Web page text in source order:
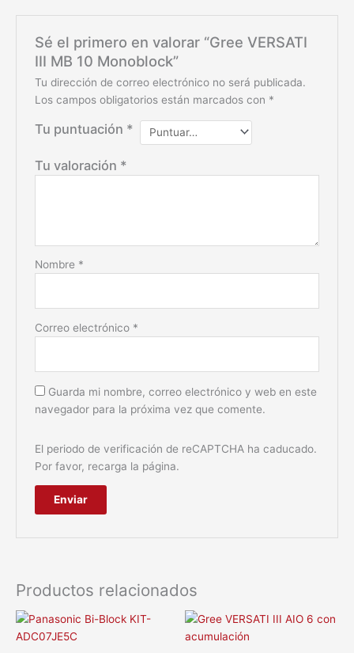
Sé el primero en valorar “Gree VERSATI
III MB 10 Monoblock”
Tu dirección de correo electrónico no será publicada.
Los campos obligatorios están marcados con *
Tu puntuación *
Tu valoración *
Nombre *
Correo electrónico *
Guarda mi nombre, correo electrónico y web en este
navegador para la próxima vez que comente.
El periodo de verificación de reCAPTCHA ha caducado.
Por favor, recarga la página.
Productos relacionados